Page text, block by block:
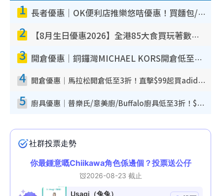
1 長者優惠｜OK便利店推樂悠咭優惠！買麵包/牛奶/保健品拍卡即減
2 【8月生日優惠2026】全港85大食買玩著數攻略 自助餐/火鍋放題同行免費＋誠品/DONKI送現金券
3 開倉優惠｜銅鑼灣MICHAEL KORS開倉低至17折！直擊$500起買手袋/銀包/鞋款 必買經典Jet Set系列
4 開倉優惠｜馬拉松開倉低至3折！直擊$99起買adidas／New Balance／Puma鞋款 STANLEY保溫杯劈價至$119起
5 廚具優惠｜普樂氏/意美廚/Buffalo廚具低至3折！$89起買煎鍋／炒鑊／個人鍋 同場小家電激減至$99起